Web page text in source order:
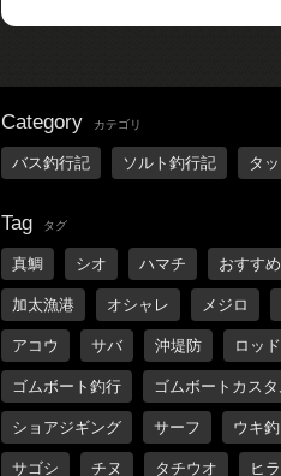
Category カテゴリ
バス釣行記 ソルト釣行記 タ
Tag タグ
真鯛 シオ ハマチ おすすめ
加太漁港 オシャレ メジロ
アコウ サバ 沖堤防 ロッド
ゴムボート釣行 ゴムボートカスタ
ショアジギング サーフ ウキ釣
サゴシ チヌ タチウオ ヒ